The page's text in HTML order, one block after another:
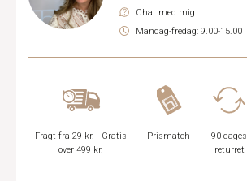
Chat med mig
Mandag-fredag: 9.00-15.00
Fragt fra 29 kr. - Gratis
over 499 kr.
Prismatch
90 dages
returret